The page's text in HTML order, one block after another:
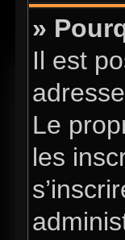
»
Il est
Le
les